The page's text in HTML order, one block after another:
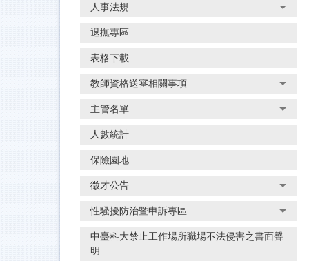
人事法規
退撫專區
表格下載
教師資格送審相關事項
主管名單
人數統計
保險園地
徵才公告
性騷擾防治暨申訴專區
中臺科大禁止工作場所職場不法侵害之書面聲
明